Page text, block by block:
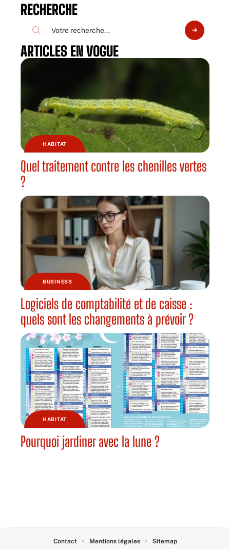
RECHERCHE
ARTICLES EN VOGUE
HABITAT
Quel traitement contre les chenilles vertes
?
BUSINESS
Logiciels de comptabilité et de caisse :
quels sont les changements à prévoir ?
HABITAT
Pourquoi jardiner avec la lune ?
Contact Mentions légales Sitemap